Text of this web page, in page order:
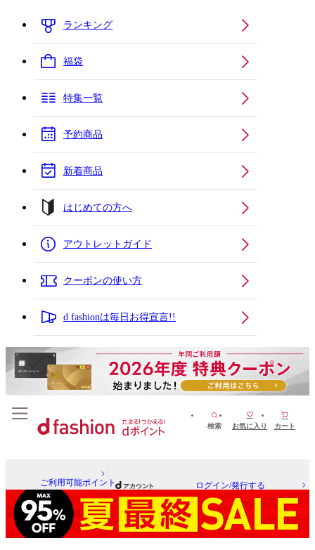
ランキング
福袋
特集一覧
予約商品
新着商品
はじめての方へ
アウトレットガイド
クーポンの使い方
d fashionは毎日お得宣言!!
検索 お気に入り カート
ご利用可能ポイント ログイン/発行する